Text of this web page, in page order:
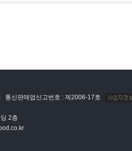
통신판매업신고번호 : 제2006-17호
2층